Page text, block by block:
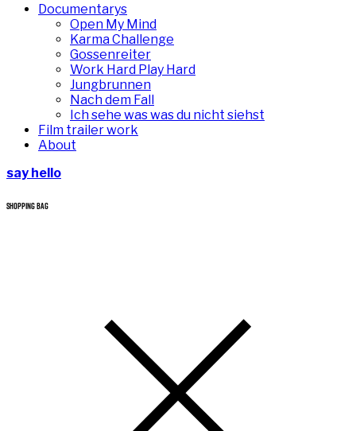
Documentarys
Open My Mind
Karma Challenge
Gossenreiter
Work Hard Play Hard
Jungbrunnen
Nach dem Fall
Ich sehe was was du nicht siehst
Film trailer work
About
say hello
SHOPPING BAG